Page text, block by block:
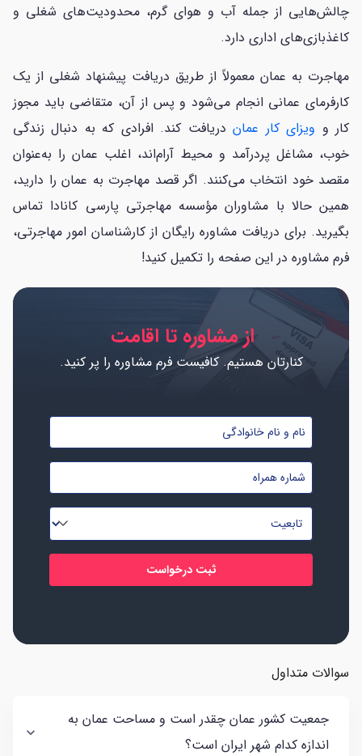
چالش‌هایی از جمله آب و هوای گرم، محدودیت‌های شغلی و
کاغذبازی‌های اداری دارد.
مهاجرت به عمان معمولاً از طریق دریافت پیشنهاد شغلی از یک
کارفرمای عمانی انجام می‌شود و پس از آن، متقاضی باید مجوز
کار و ویزای کار عماندریافت کند. افرادی که به دنبال زندگی
خوب، مشاغل پردرآمد و محیط آرام‌اند، اغلب عمان را به‌عنوان
مقصد خود انتخاب می‌کنند. اگر قصد مهاجرت به عمان را دارید،
همین حالا با مشاوران مؤسسه مهاجرتی پارسی کانادا تماس
بگیرید. برای دریافت مشاوره رایگان از کارشناسان امور مهاجرتی،
فرم مشاوره در این صفحه را تکمیل کنید!
از مشاوره تا اقامت
کنارتان هستیم. کافیست فرم مشاوره را پر کنید.
نام
و
نام
خانوادگی
شماره
موبایل
تابعیت
*
سوالات متداول
جمعیت کشور عمان چقدر است و مساحت عمان به
اندازه کدام شهر ایران است؟